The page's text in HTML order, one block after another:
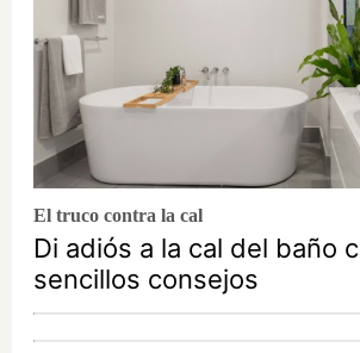
El truco contra la cal
Di adiós a la cal del baño
sencillos consejos